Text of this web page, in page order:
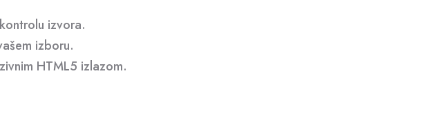
izvora.
izboru.
HTML5 izlazom.